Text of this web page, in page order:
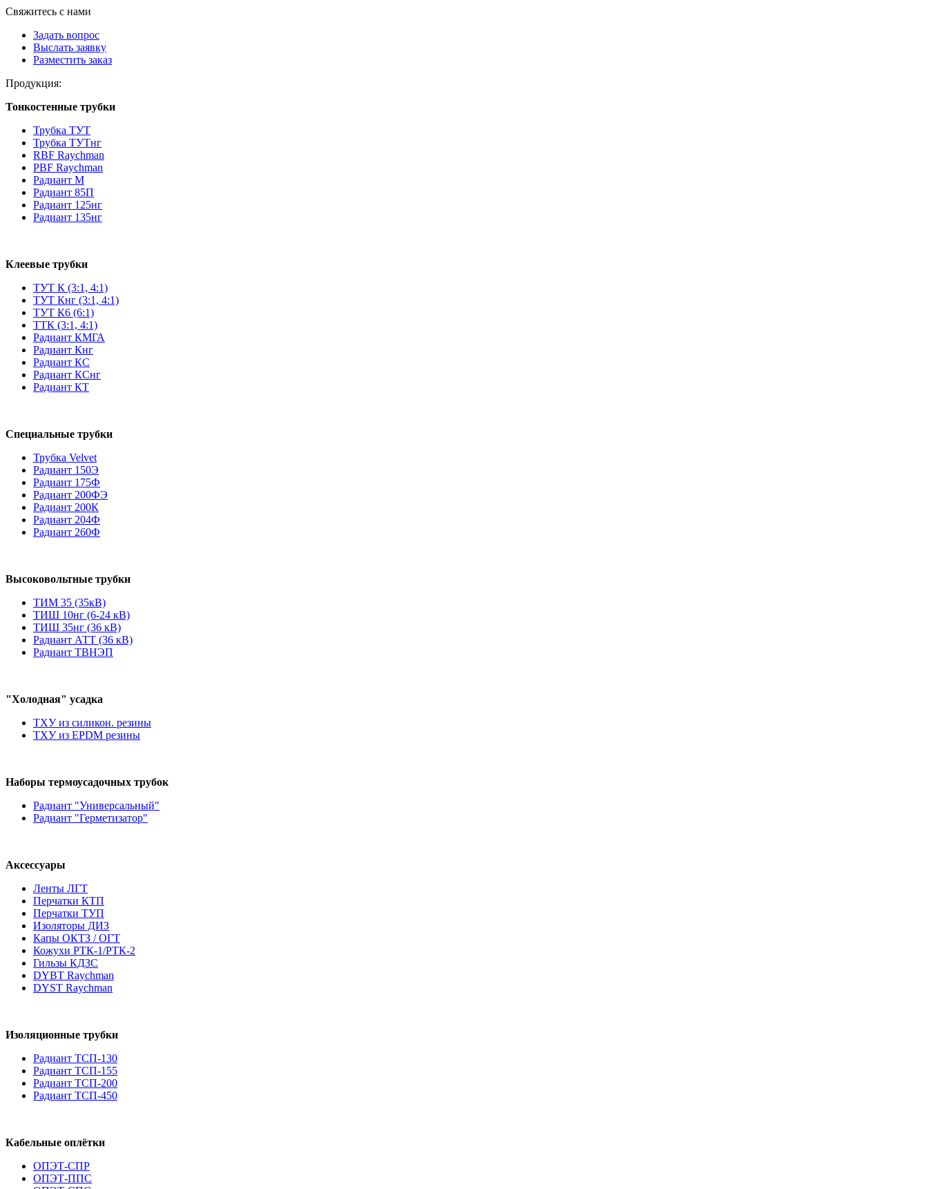
Свяжитесь с нами
Задать вопрос
Выслать заявку
Разместить заказ
Продукция:
Тонкостенные трубки
Трубка ТУТ
Трубка ТУТнг
RBF Raychman
PBF Raychman
Радиант М
Радиант 85П
Радиант 125нг
Радиант 135нг
Клеевые трубки
ТУТ К (3:1, 4:1)
ТУТ Кнг (3:1, 4:1)
ТУТ К6 (6:1)
ТТК (3:1, 4:1)
Радиант КМГА
Радиант Кнг
Радиант КС
Радиант КСнг
Радиант КТ
Специальные трубки
Трубка Velvet
Радиант 150Э
Радиант 175Ф
Радиант 200ФЭ
Радиант 200К
Радиант 204Ф
Радиант 260Ф
Высоковольтные трубки
ТИМ 35 (35кВ)
ТИШ 10нг (6-24 кВ)
ТИШ 35нг (36 кВ)
Радиант АТТ (36 кВ)
Радиант ТВНЭП
"Холодная" усадка
ТХУ из силикон. резины
ТХУ из EPDM резины
Наборы термоусадочных трубок
Радиант "Универсальный"
Радиант "Герметизатор"
Аксессуары
Ленты ЛГТ
Перчатки КТП
Перчатки ТУП
Изоляторы ДИЗ
Капы ОКТЗ / ОГТ
Кожухи РТК-1/РТК-2
Гильзы КДЗС
DYBT Raychman
DYST Raychman
Изоляционные трубки
Радиант ТСП-130
Радиант ТСП-155
Радиант ТСП-200
Радиант ТСП-450
Кабельные оплётки
ОПЭТ-СПР
ОПЭТ-ППС